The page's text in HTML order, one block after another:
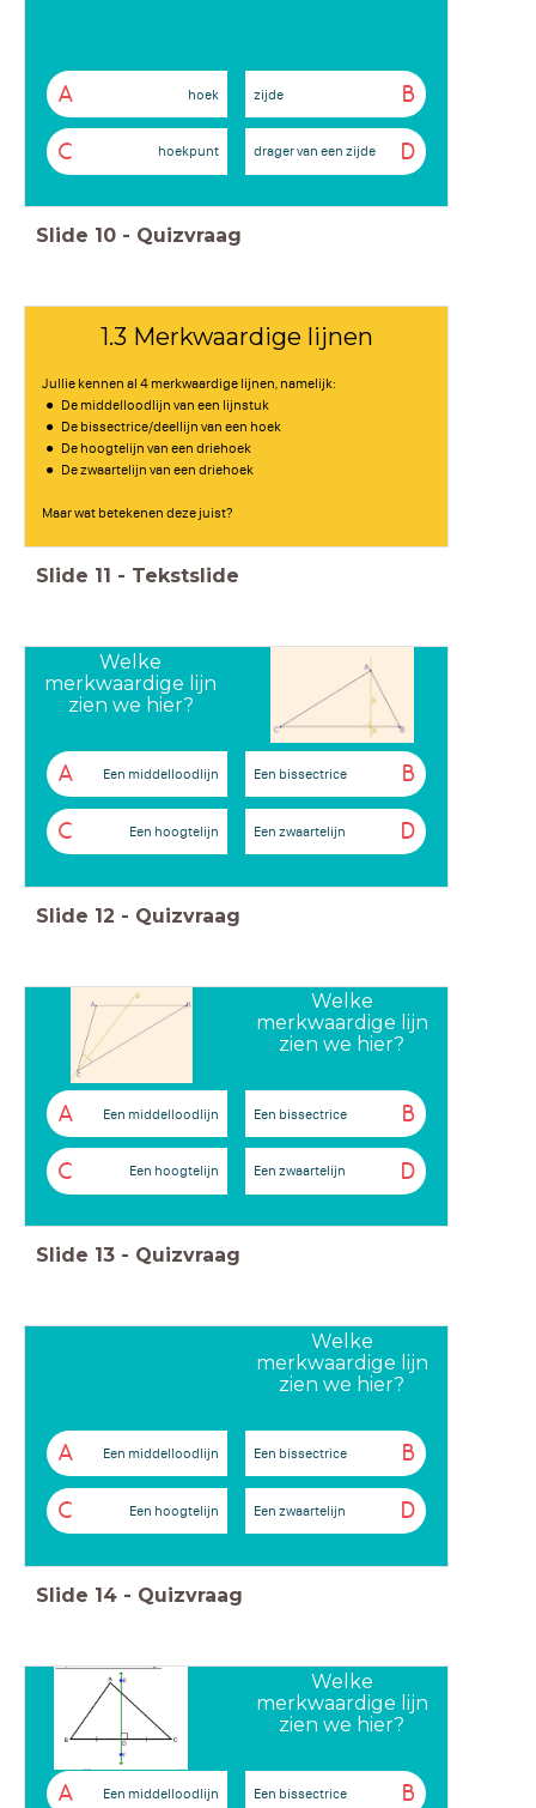
A hoek B
zijde
C hoekpunt D
drager van een zijde
Slide 10 - Quizvraag
1.3 Merkwaardige lijnen
Jullie kennen al 4 merkwaardige lijnen, namelijk:
De middelloodlijn van een lijnstuk
De bissectrice/deellijn van een hoek
De hoogtelijn van een driehoek
De zwaartelijn van een driehoek
Maar wat betekenen deze juist?
Slide 11 - Tekstslide
Welke
merkwaardige lijn
zien we hier?
A Een middelloodlijn B
Een bissectrice
C Een hoogtelijn D
Een zwaartelijn
Slide 12 - Quizvraag
Welke
merkwaardige lijn
zien we hier?
A Een middelloodlijn B
Een bissectrice
C Een hoogtelijn D
Een zwaartelijn
Slide 13 - Quizvraag
Welke
merkwaardige lijn
zien we hier?
A Een middelloodlijn B
Een bissectrice
C Een hoogtelijn D
Een zwaartelijn
Slide 14 - Quizvraag
Welke
merkwaardige lijn
zien we hier?
A Een middelloodlijn B
Een bissectrice